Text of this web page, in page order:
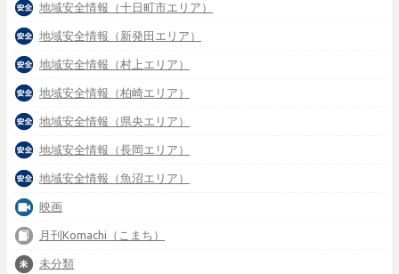
地域安全情報（十日町市エリア）
地域安全情報（新発田エリア）
地域安全情報（村上エリア）
地域安全情報（柏崎エリア）
地域安全情報（県央エリア）
地域安全情報（長岡エリア）
地域安全情報（魚沼エリア）
映画
月刊Komachi（こまち）
未分類